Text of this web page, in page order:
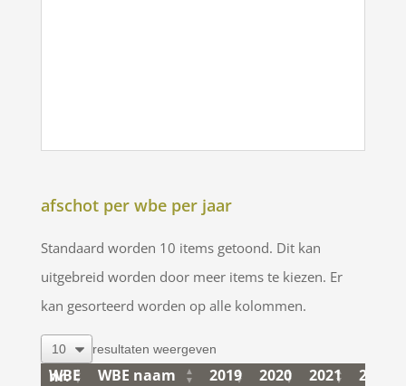
afschot per wbe per jaar
Standaard worden 10 items getoond. Dit kan
uitgebreid worden door meer items te kiezen. Er
kan gesorteerd worden op alle kolommen.
resultaten weergeven
WBE nr. WBE naam 2019 2020 2021 2022